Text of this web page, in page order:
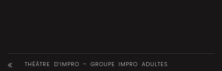
THÉÂTRE D’IMPRO – GROUPE IMPRO ADULTES